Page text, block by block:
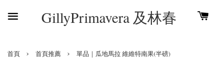
GillyPrimavera 及林春
首頁 › 首頁推薦 › 單品｜瓜地馬拉 維維特南果(半磅)